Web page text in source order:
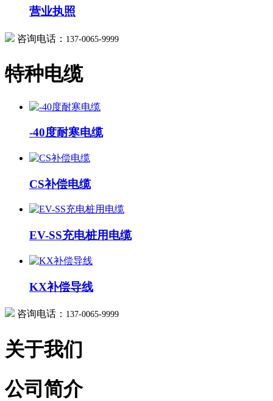
营业执照
咨询电话： 137-0065-9999
特种电缆
-40度耐寒电缆
CS补偿电缆
EV-SS充电桩用电缆
KX补偿导线
咨询电话： 137-0065-9999
关于我们
公司简介